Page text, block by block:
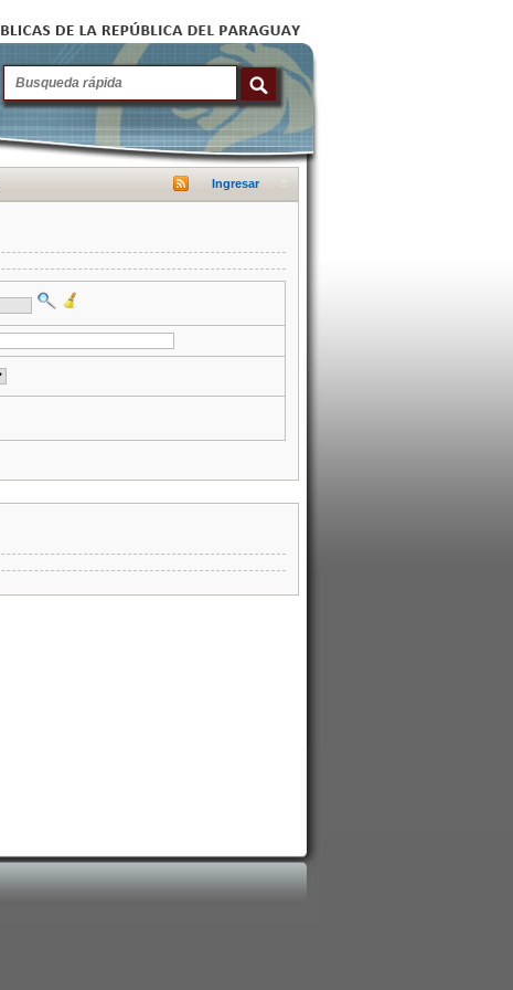
Ingresar